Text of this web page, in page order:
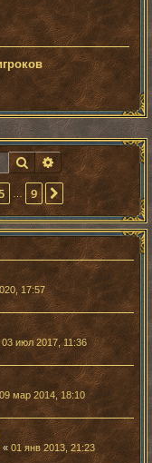
ПоискРасширенный
… 9 След.
17:57
03 июл 2017, 11:36
09 мар 2014, 18:10
« 01 янв 2013, 21:23